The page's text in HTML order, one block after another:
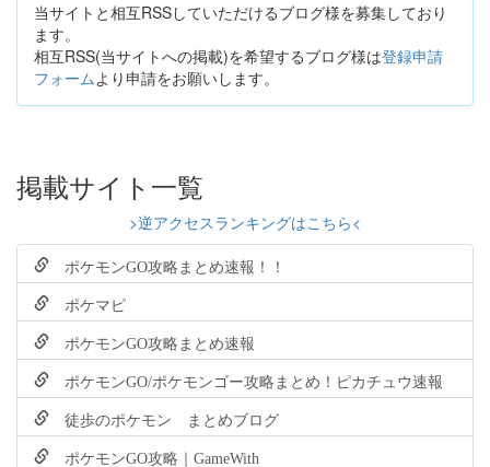
当サイトと相互RSSしていただけるブログ様を募集しており
ます。
相互RSS(当サイトへの掲載)を希望するブログ様は登録申請
フォームより申請をお願いします。
掲載サイト一覧
>逆アクセスランキングはこちら<
ポケモンGO攻略まとめ速報！！
ポケマピ
ポケモンGO攻略まとめ速報
ポケモンGO/ポケモンゴー攻略まとめ！ピカチュウ速報
徒歩のポケモン まとめブログ
ポケモンGO攻略｜GameWith